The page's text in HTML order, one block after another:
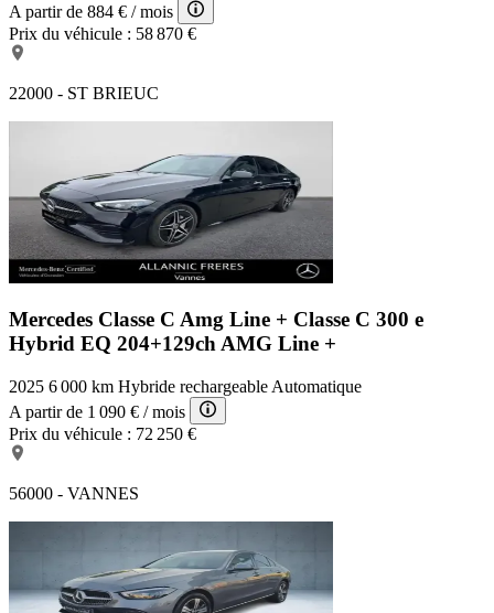
A partir de 884 € / mois
Prix du véhicule : 58 870 €
22000 - ST BRIEUC
Mercedes Classe C Amg Line + Classe C 300 e
Hybrid EQ 204+129ch AMG Line +
2025 6 000 km Hybride rechargeable Automatique
A partir de 1 090 € / mois
Prix du véhicule : 72 250 €
56000 - VANNES